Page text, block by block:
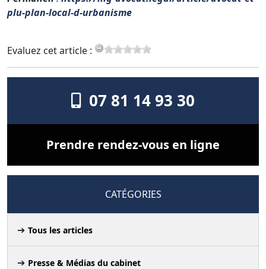
plu-plan-local-d-urbanisme
Evaluez cet article :
07 81 14 93 30
Prendre rendez-vous en ligne
CATÉGORIES
Tous les articles
Presse & Médias du cabinet